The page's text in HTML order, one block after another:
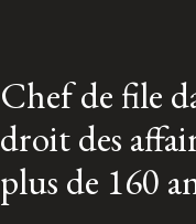
Chef de file
droit des
plus de 160